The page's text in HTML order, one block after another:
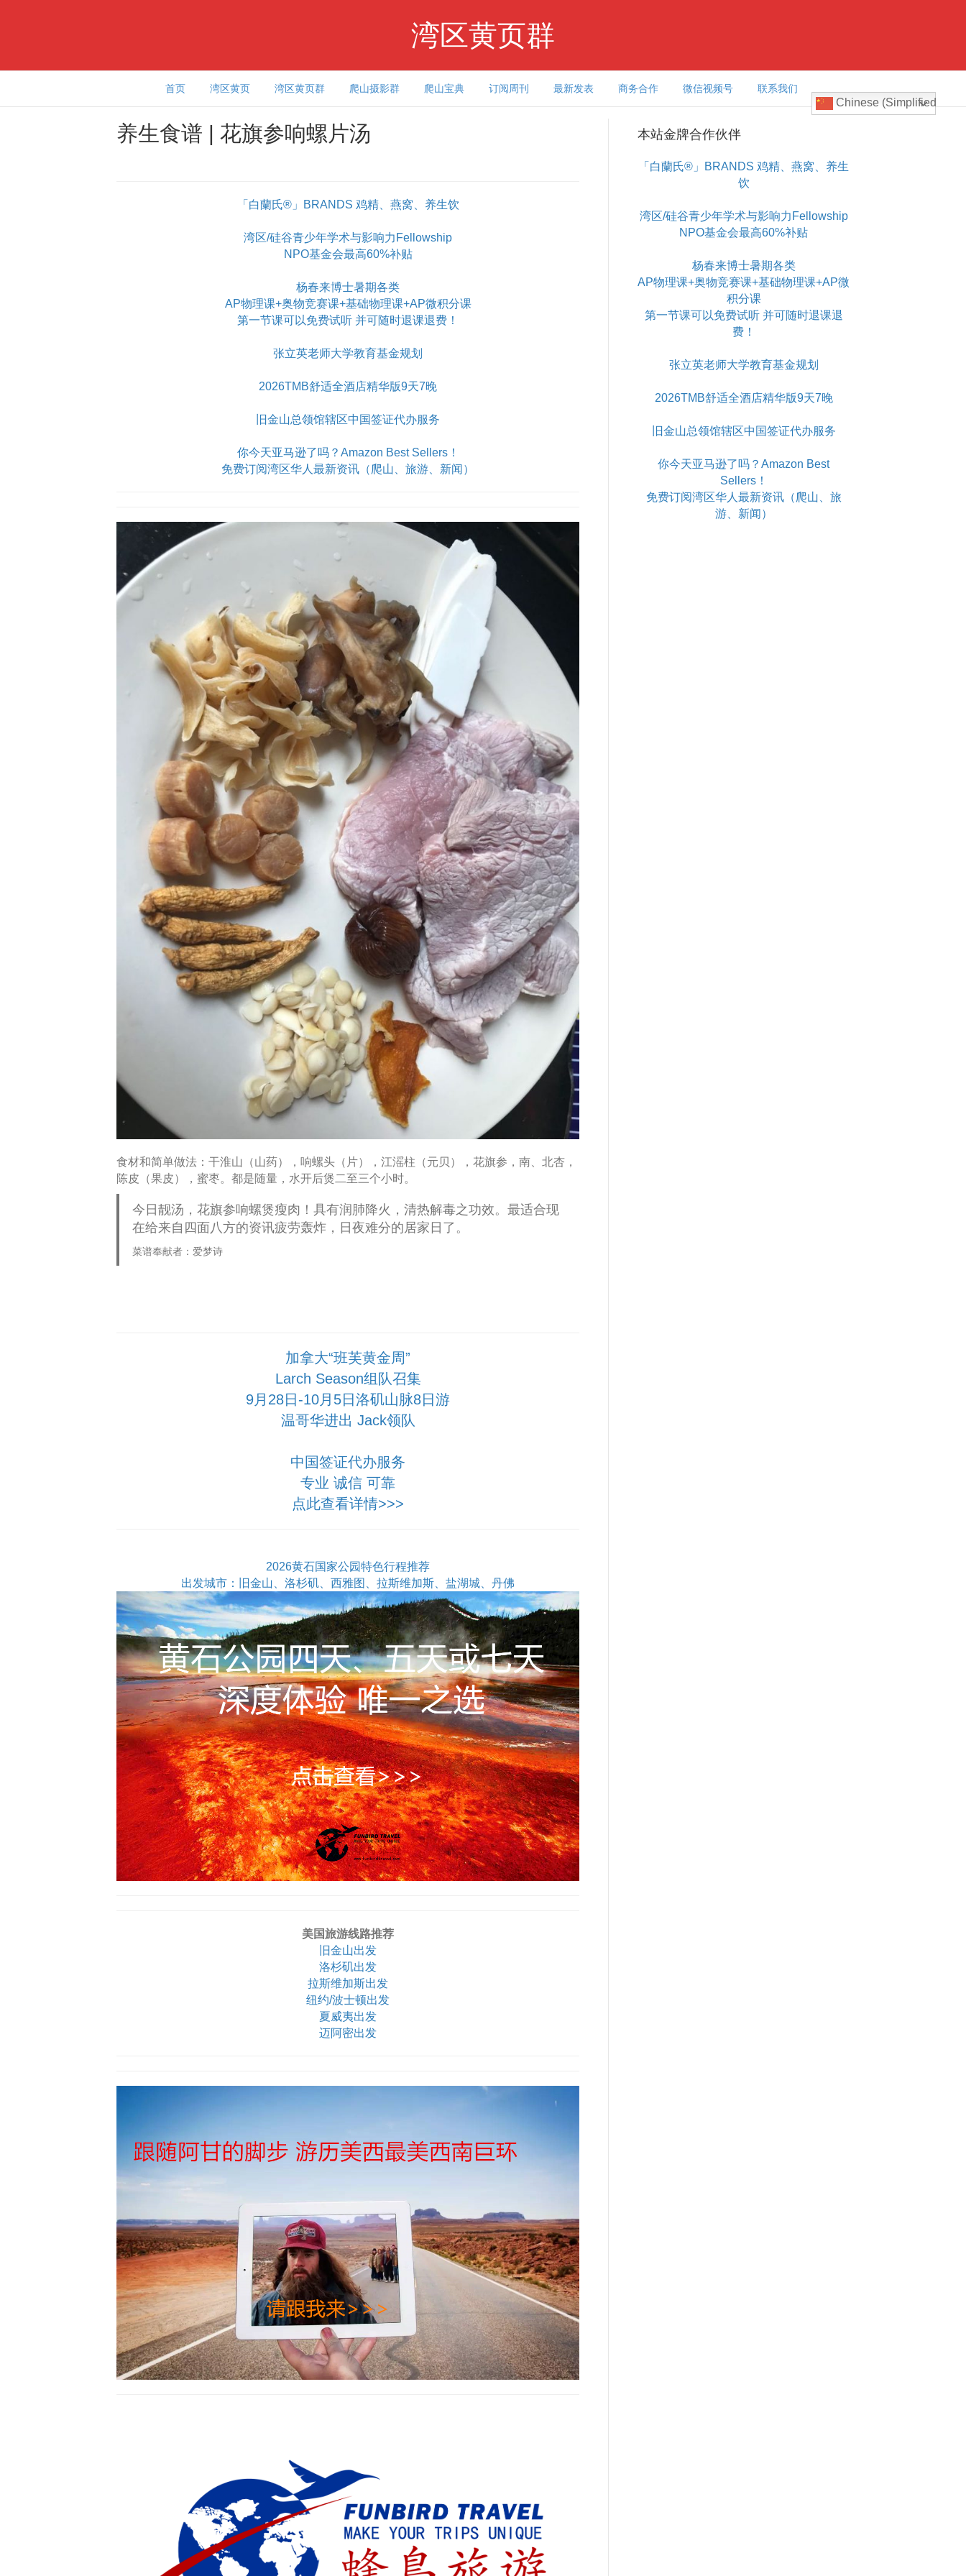
湾区黄页群
首页 湾区黄页 湾区黄页群 爬山摄影群 爬山宝典 订阅周刊 最新发表 商务合作 微信视频号 联系我们
Chinese (Simplified)
养生食谱 | 花旗参响螺片汤
「白蘭氏®」BRANDS 鸡精、燕窝、养生饮
湾区/硅谷青少年学术与影响力Fellowship
NPO基金会最高60%补贴
杨春来博士暑期各类
AP物理课+奥物竞赛课+基础物理课+AP微积分课
第一节课可以免费试听 并可随时退课退费！
张立英老师大学教育基金规划
2026TMB舒适全酒店精华版9天7晚
旧金山总领馆辖区中国签证代办服务
你今天亚马逊了吗？Amazon Best Sellers！
免费订阅湾区华人最新资讯（爬山、旅游、新闻）
食材和简单做法：干淮山（山药），响螺头（片），江滛柱（元贝），花旗参，南、北杏，
陈皮（果皮），蜜枣。都是随量，水开后煲二至三个小时。
今日靓汤，花旗参响螺煲瘦肉！具有润肺降火，清热解毒之功效。最适合现
在给来自四面八方的资讯疲劳轰炸，日夜难分的居家日了。
菜谱奉献者：爱梦诗
加拿大“班芙黄金周”
Larch Season组队召集
9月28日-10月5日洛矶山脉8日游
温哥华进出 Jack领队
中国签证代办服务
专业 诚信 可靠
点此查看详情>>>
2026黄石国家公园特色行程推荐
出发城市：旧金山、洛杉矶、西雅图、拉斯维加斯、盐湖城、丹佛
美国旅游线路推荐
旧金山出发
洛杉矶出发
拉斯维加斯出发
纽约/波士顿出发
夏威夷出发
迈阿密出发
本站金牌合作伙伴
「白蘭氏®」BRANDS 鸡精、燕窝、养生
饮
湾区/硅谷青少年学术与影响力Fellowship
NPO基金会最高60%补贴
杨春来博士暑期各类
AP物理课+奥物竞赛课+基础物理课+AP微
积分课
第一节课可以免费试听 并可随时退课退
费！
张立英老师大学教育基金规划
2026TMB舒适全酒店精华版9天7晚
旧金山总领馆辖区中国签证代办服务
你今天亚马逊了吗？Amazon Best
Sellers！
免费订阅湾区华人最新资讯（爬山、旅
游、新闻）